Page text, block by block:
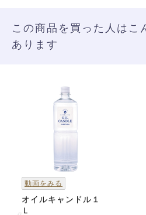
この商品を買った人はこ
あります
動画をみる
オイルキャンドル１
Ｌ